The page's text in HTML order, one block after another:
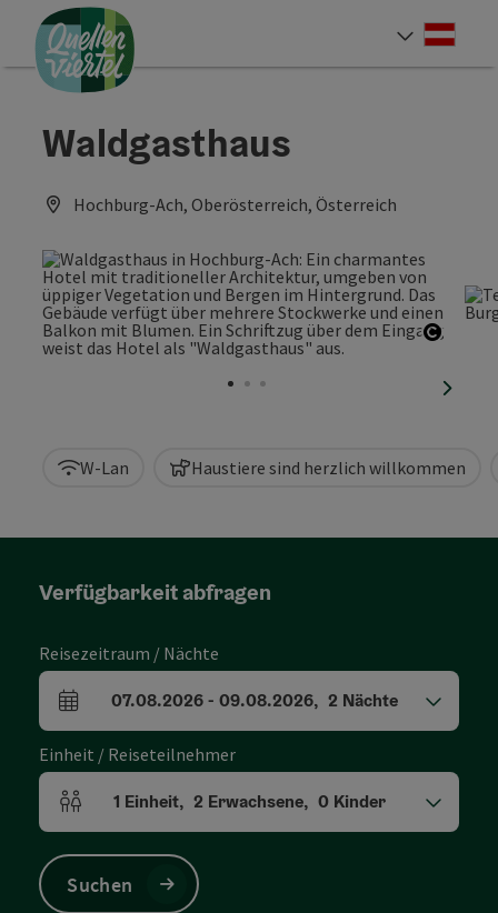
Zum Inhalt
Zur Navigation
Zum Seitenanfang
Waldgasthaus
Hochburg-Ach, Oberösterreich, Österreich
W-Lan Haustiere sind herzlich willkommen
Verfügbarkeit abfragen
Reisezeitraum / Nächte
An- und Abreisefelder
07.08.2026- 09.08.2026, 2 Nächte
Einheit / Reiseteilnehmer
Einheitenanzahl und Personenfelder
1 Einheit, 2 Erwachsene, 0 Kinder
Suchen